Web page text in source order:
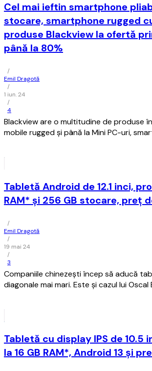
Cel mai ieftin smartphone
stocare, smartphone rugged
produse Blackview la ofertă
până la 80%
/
Emil Dragotă
/
1 iun. 24
/
4
Blackview are o multitudine de produse
mobile rugged și până la Mini PC-uri,
Tabletă Android de 12.1 inci,
RAM* și 256 GB stocare, preț
/
Emil Dragotă
/
19 mai 24
/
3
Companiile chinezești încep să aducă
diagonale mai mari. Este și cazul lui
Tabletă cu display IPS de
la 16 GB RAM*, Android 13 și